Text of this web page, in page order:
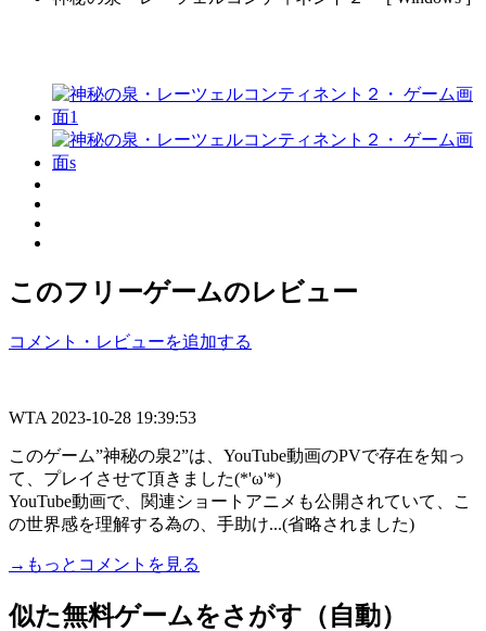
このフリーゲームのレビュー
コメント・レビューを追加する
WTA 2023-10-28 19:39:53
このゲーム”神秘の泉2”は、YouTube動画のPVで存在を知っ
て、プレイさせて頂きました(*'ω'*)
YouTube動画で、関連ショートアニメも公開されていて、こ
の世界感を理解する為の、手助け...(省略されました)
→もっとコメントを見る
似た無料ゲームをさがす（自動）